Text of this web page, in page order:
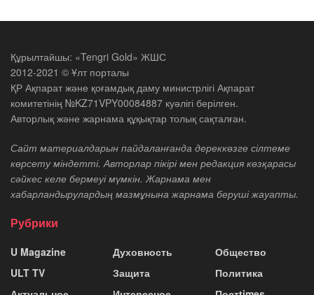
Құрылтайшы: «Tengri Gold» ЖШС
2012-2021 © Ұлт порталы
ҚР Ақпарат және қоғамдық даму министрлігі Ақпарат
комитетінің №KZ71VPY00084887 куәлігі берілген.
Авторлық және жарнама құқықтар толық сақталған.
Сайт материалдарын пайдаланғанда дереккөзге сілтеме
көрсету міндетті. Авторлар пікірі мен редакция көзқарасы
сәйкес келе бермеуі мүмкін. Жарнама мен
хабарландырулардың мазмұнына жарнама беруші жауапты.
Рубрики
U Magazine
ULT TV
Духовность
Защита
Общество
Политика